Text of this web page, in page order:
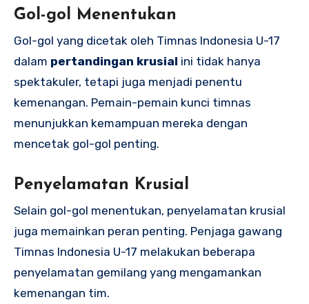
Gol-gol Menentukan
Gol-gol yang dicetak oleh Timnas Indonesia U-17
dalam pertandingan krusial ini tidak hanya
spektakuler, tetapi juga menjadi penentu
kemenangan. Pemain-pemain kunci timnas
menunjukkan kemampuan mereka dengan
mencetak gol-gol penting.
Penyelamatan Krusial
Selain gol-gol menentukan, penyelamatan krusial
juga memainkan peran penting. Penjaga gawang
Timnas Indonesia U-17 melakukan beberapa
penyelamatan gemilang yang mengamankan
kemenangan tim.